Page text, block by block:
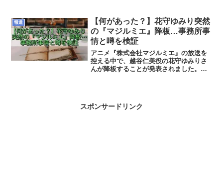
得して大きな話題になったんです！この
記事では、伯方の塩CMソングがなぜカラ
オケで難しいのか、見ていきます！
報道
【何があった？】花守ゆみり突然
の『マジルミエ』降板…事務所事
情と噂を検証
アニメ『株式会社マジルミエ』の放送を
控える中で、越谷仁美役の花守ゆみりさ
んが降板することが発表されました。
は「花守ゆみりに何があったのか？」を
スポンサードリンク